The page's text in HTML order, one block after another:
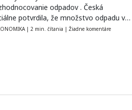
odpadov . Česká
potvrdila, že množstvo odpadu v
| 2 min. čítania | Žiadne komentáre